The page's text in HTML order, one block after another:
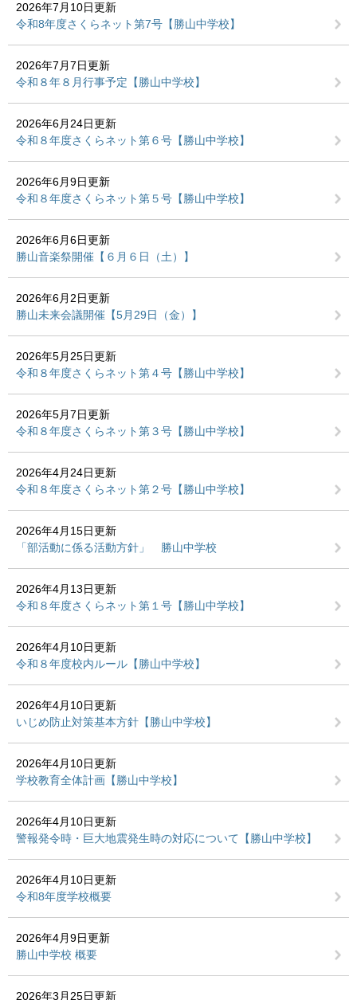
2026年7月10日更新
令和8年度さくらネット第7号【勝山中学校】
2026年7月7日更新
令和８年８月行事予定【勝山中学校】
2026年6月24日更新
令和８年度さくらネット第６号【勝山中学校】
2026年6月9日更新
令和８年度さくらネット第５号【勝山中学校】
2026年6月6日更新
勝山音楽祭開催【６月６日（土）】
2026年6月2日更新
勝山未来会議開催【5月29日（金）】
2026年5月25日更新
令和８年度さくらネット第４号【勝山中学校】
2026年5月7日更新
令和８年度さくらネット第３号【勝山中学校】
2026年4月24日更新
令和８年度さくらネット第２号【勝山中学校】
2026年4月15日更新
「部活動に係る活動方針」 勝山中学校
2026年4月13日更新
令和８年度さくらネット第１号【勝山中学校】
2026年4月10日更新
令和８年度校内ルール【勝山中学校】
2026年4月10日更新
いじめ防止対策基本方針【勝山中学校】
2026年4月10日更新
学校教育全体計画【勝山中学校】
2026年4月10日更新
警報発令時・巨大地震発生時の対応について【勝山中学校】
2026年4月10日更新
令和8年度学校概要
2026年4月9日更新
勝山中学校 概要
2026年3月25日更新